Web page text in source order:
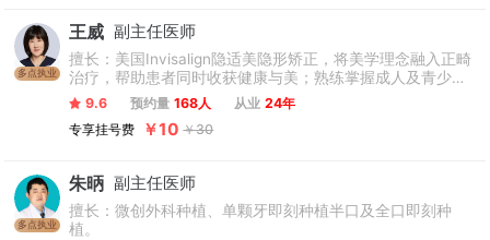
多点执业
王威 副主任医师
擅长：美国Invisalign隐适美隐形矫正，将美学理念融入正畸
治疗，帮助患者同时收获健康与美；熟练掌握成人及青少年
的各类错合畸形的固定矫治及隐形矫治，了解青少年颌面生
长发育规律，善于把握矫治时机，缩短矫治时长，优化矫治
效果；对于成年牙周病患者的矫正治疗经验丰富，矫治期间
9.6 预约量 168人 从业 24年
专享挂号费
￥10 ￥30
多点执业
朱昞 副主任医师
擅长：微创外科种植、单颗牙即刻种植半口及全口即刻种
植。